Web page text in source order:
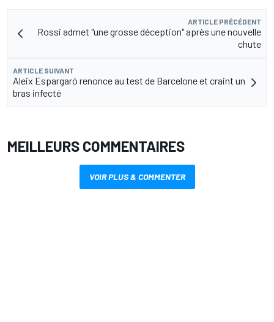
ARTICLE PRÉCÉDENT
Rossi admet "une grosse déception" après une nouvelle
chute
ARTICLE SUIVANT
Aleix Espargaró renonce au test de Barcelone et craint un
bras infecté
MEILLEURS COMMENTAIRES
VOIR PLUS & COMMENTER